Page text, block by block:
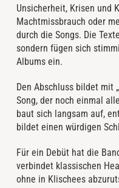
Unsicherheit, Krisen und
Machtmissbrauch oder
durch die Songs. Die
sondern fügen sich
Albums ein.
Den Abschluss bildet mit
Song, der noch einmal
baut sich langsam auf,
bildet einen würdigen
Für ein Debüt hat die
verbindet klassischen
ohne in Klischees